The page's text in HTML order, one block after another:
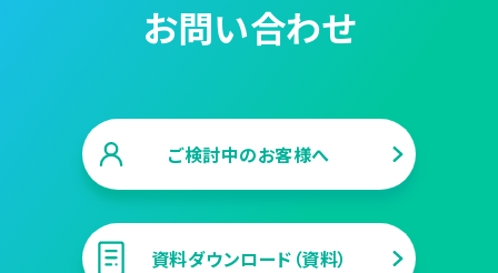
お問い合わせ
ご検討中のお客様へ
資料ダウンロード（資料）